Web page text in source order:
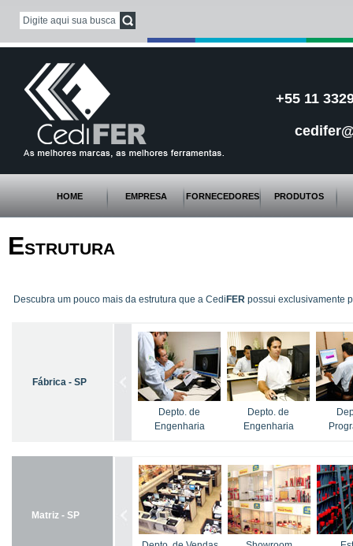
+55 11
HOME EMPRESA FORNECEDORES PRODUTOS
ESTRUTURA
Descubra um pouco mais da estrutura que a Cedi FER possui exclusivamente
Fábrica - SP
Depto. de
Engenharia
Depto. de
Engenharia
Matriz - SP